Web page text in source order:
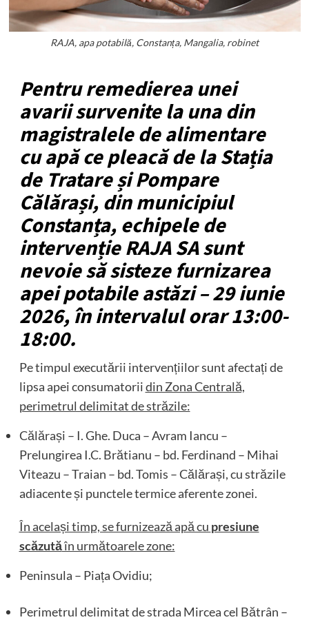
RAJA, apa potabilă, Constanța, Mangalia, robinet
Pentru remedierea unei
avarii survenite la una din
magistralele de alimentare
cu apă ce pleacă de la Stația
de Tratare și Pompare
Călărași, din municipiul
Constanța, echipele de
intervenție RAJA SA sunt
nevoie să sisteze furnizarea
apei potabile astăzi – 29 iunie
2026, în intervalul orar 13:00-
18:00.
Pe timpul executării intervențiilor sunt afectați de
lipsa apei consumatoriidin Zona Centrală,
perimetrul delimitat de străzile:
Călărași – I. Ghe. Duca – Avram Iancu –
Prelungirea I.C. Brătianu – bd. Ferdinand – Mihai
Viteazu – Traian – bd. Tomis – Călărași, cu străzile
adiacente și punctele termice aferente zonei.
În același timp, se furnizează apă cu presiune
scăzutăîn următoarele zone:
Peninsula – Piața Ovidiu;
Perimetrul delimitat de strada Mircea cel Bătrân –